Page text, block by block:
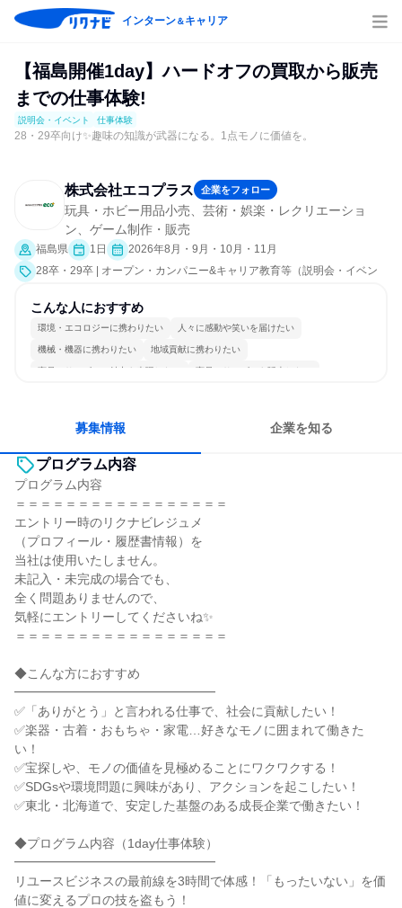
インターン＆キャリア
【福島開催1day】ハードオフの買取から販売
までの仕事体験!
説明会・イベント 仕事体験
28・29卒向け✨趣味の知識が武器になる。1点モノに価値を。
株式会社エコプラス 企業をフォロー
玩具・ホビー用品小売、芸術・娯楽・レクリエーショ
ン、ゲーム制作・販売
福島県 1日
2026年8月・9月・10月・11月
28卒・29卒 | オープン・カンパニー&キャリア教育等（説明会・イベン
こんな人におすすめ
環境・エコロジーに携わりたい 人々に感動や笑いを届けたい
機械・機器に携わりたい 地域貢献に携わりたい
商品・サービスの魅力を表現したい 商品・サービスを販売したい
募集情報 企業を知る
プログラム内容
プログラム内容
＝＝＝＝＝＝＝＝＝＝＝＝＝＝＝＝＝
エントリー時のリクナビレジュメ
（プロフィール・履歴書情報）を
当社は使用いたしません。
未記入・未完成の場合でも、
全く問題ありませんので、
気軽にエントリーしてくださいね✨
＝＝＝＝＝＝＝＝＝＝＝＝＝＝＝＝＝
◆こんな方におすすめ
━━━━━━━━━━━━━━━━
✅「ありがとう」と言われる仕事で、社会に貢献したい！
✅楽器・古着・おもちゃ・家電…好きなモノに囲まれて働きた
い！
✅宝探しや、モノの価値を見極めることにワクワクする！
✅SDGsや環境問題に興味があり、アクションを起こしたい！
✅東北・北海道で、安定した基盤のある成長企業で働きたい！
◆プログラム内容（1day仕事体験）
━━━━━━━━━━━━━━━━
リユースビジネスの最前線を3時間で体感！「もったいない」を価
値に変えるプロの技を盗もう！